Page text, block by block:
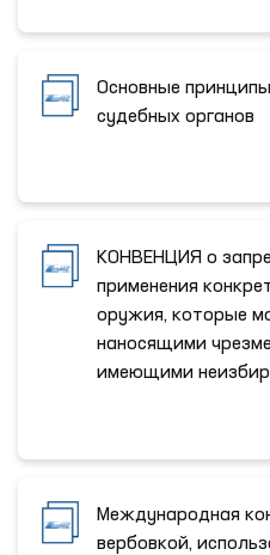
Основные
судебных органов
КОНВЕНЦИЯ о
применения
оружия, которые
наносящими
имеющими
Международная
вербовкой,